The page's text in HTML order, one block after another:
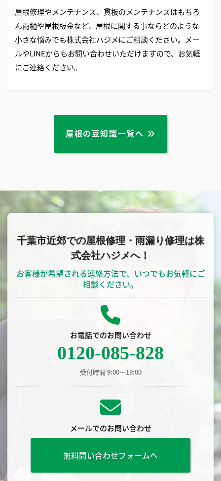
屋根修理やメンテナンス、貫板のメンテナンスはもちろ
ん雨樋や屋根板金など、屋根に関する事ならどのような
小さな悩みでも株式会社ハジメにご相談ください。メー
ルやLINEからもお問い合わせいただけますので、お気軽
にご連絡ください。
屋根の豆知識一覧へ
千葉市近郊での屋根修理・雨漏り修理は株
式会社ハジメへ！
お客様が希望される連絡方法で、いつでもお気軽にご
相談ください。
お電話でのお問い合わせ
0120-085-828
受付時間 9:00〜19:00
メールでのお問い合わせ
無料問い合わせフォームへ